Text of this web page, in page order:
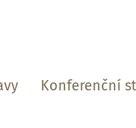
Konferenční